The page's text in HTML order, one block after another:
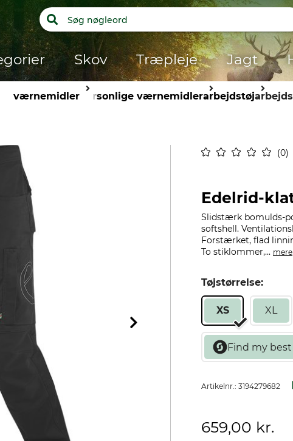
Skov Træpleje Jagt
værnemidlerpersonlige værnemidlerarbejdstøj
0
Edelrid-
Slidstærk bomulds-
softshell.
Forstærket, flad
To stiklommer,... mere
Tøjstørrelse:
XS XL
Artikelnr.: 3194279682
659,00 kr.